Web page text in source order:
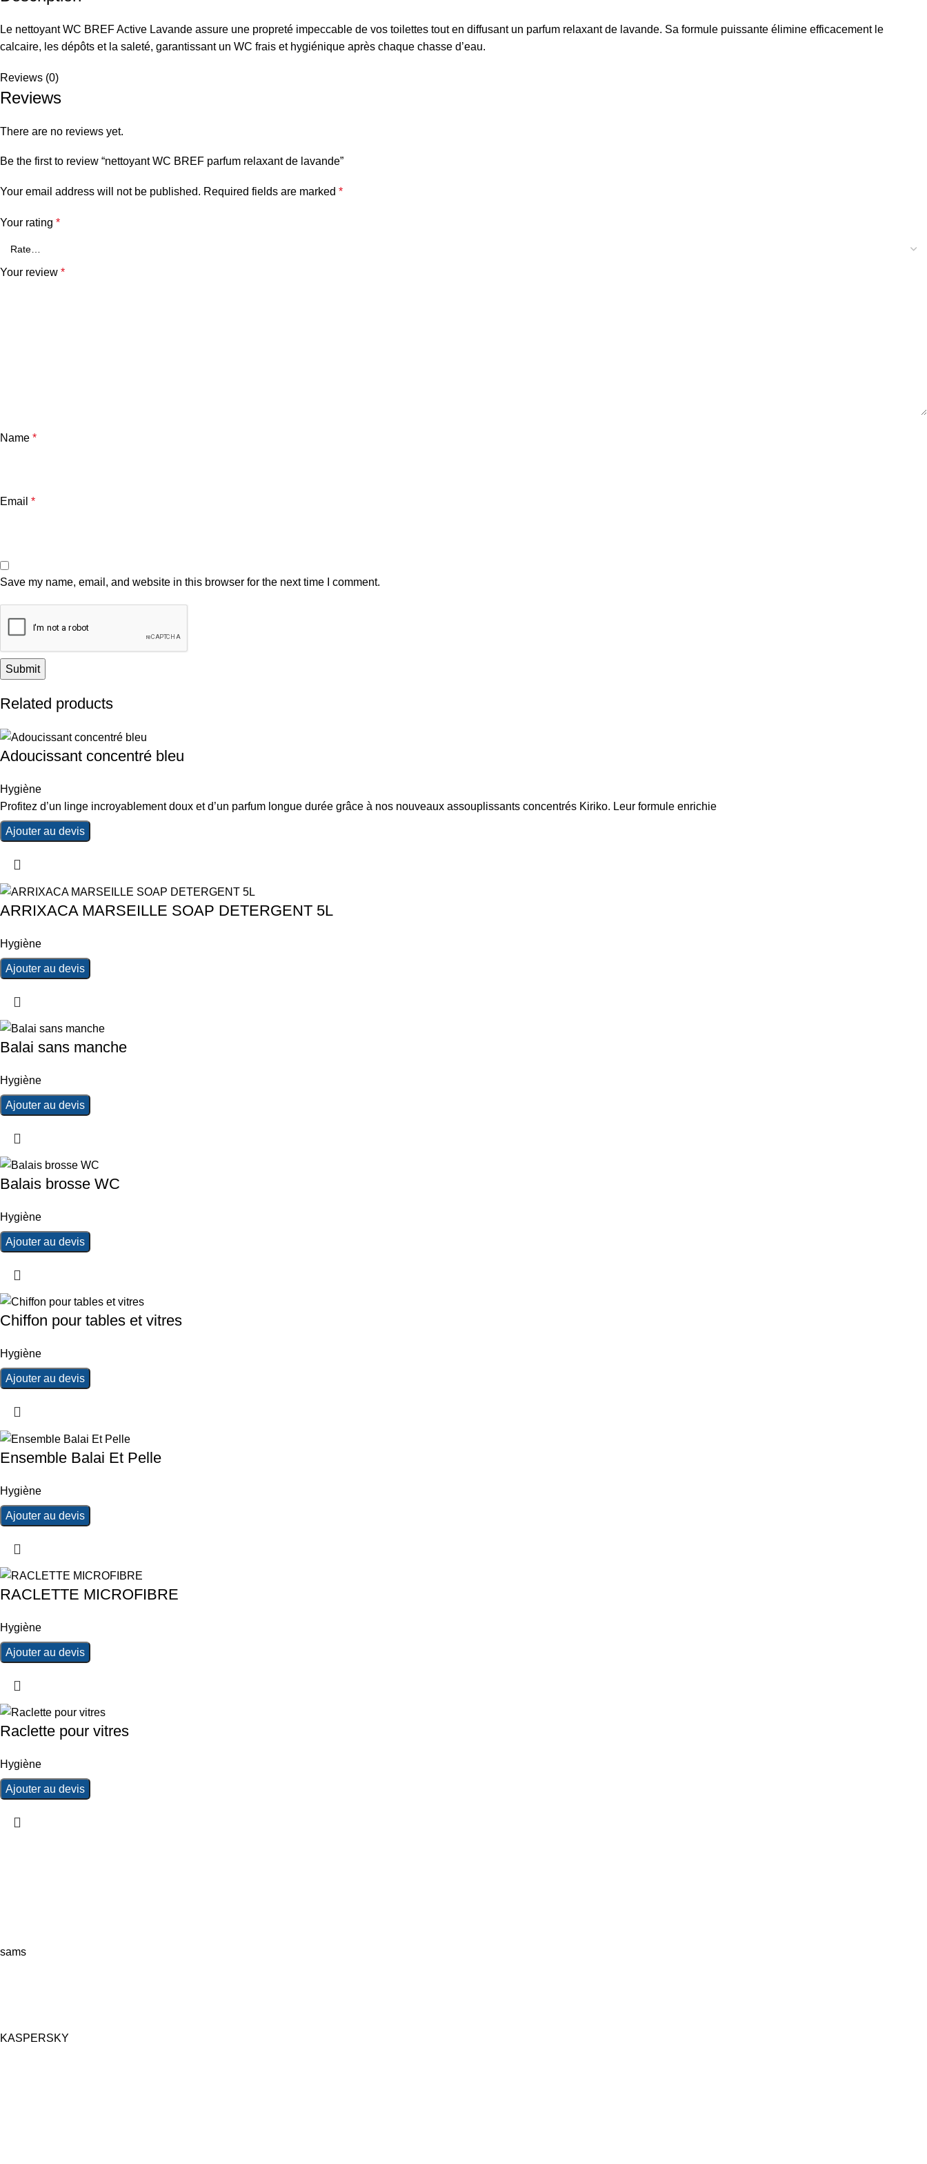
Le nettoyant WC BREF Active Lavande assure une propreté impeccable de vos toilettes tout en diffusant un parfum relaxant de lavande. Sa formule puissante élimine efficacement le
calcaire, les dépôts et la saleté, garantissant un WC frais et hygiénique après chaque chasse d’eau.
Reviews (0)
Reviews
There are no reviews yet.
Be the first to review “nettoyant WC BREF parfum relaxant de lavande”
Your email address will not be published. Required fields are marked *
Your rating *
Your review *
Name *
Email *
Save my name, email, and website in this browser for the next time I comment.
Related products
Adoucissant concentré bleu
Hygiène
Profitez d’un linge incroyablement doux et d’un parfum longue durée grâce à nos nouveaux assouplissants concentrés Kiriko. Leur formule enrichie
Ajouter au devis
ARRIXACA MARSEILLE SOAP DETERGENT 5L
Hygiène
Ajouter au devis
Balai sans manche
Hygiène
Ajouter au devis
Balais brosse WC
Hygiène
Ajouter au devis
Chiffon pour tables et vitres
Hygiène
Ajouter au devis
Ensemble Balai Et Pelle
Hygiène
Ajouter au devis
RACLETTE MICROFIBRE
Hygiène
Ajouter au devis
Raclette pour vitres
Hygiène
Ajouter au devis
sams
KASPERSKY